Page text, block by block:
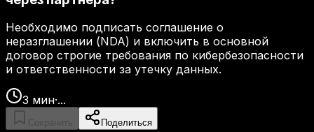
Необходимо подписать соглашение о
неразглашении (NDA) и включить в основной
договор строгие требования по кибербезопасности
и ответственности за утечку данных.
3 мин·...
Сохранить Поделиться